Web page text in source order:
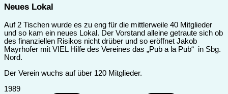
Neues Lokal
Auf 2 Tischen wurde es zu eng für die mittlerweile 40 Mitglieder
und so kam ein neues Lokal. Der Vorstand alleine getraute sich ob
des finanziellen Risikos nicht drüber und so eröffnet Jakob
Mayrhofer mit VIEL Hilfe des Vereines das „Pub a la Pub“ in Sbg.
Nord.
Der Verein wuchs auf über 120 Mitglieder.
1989